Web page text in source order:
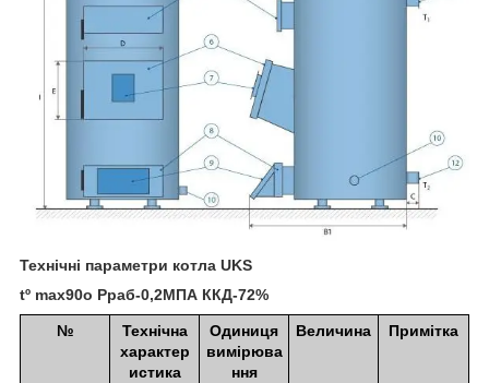
Технічні параметри котла UKS
tº max90o Рраб-0,2МПА ККД-72%
№
Технічна
характер
истика
Одиниця
вимірюва
ння
Величина Примітка